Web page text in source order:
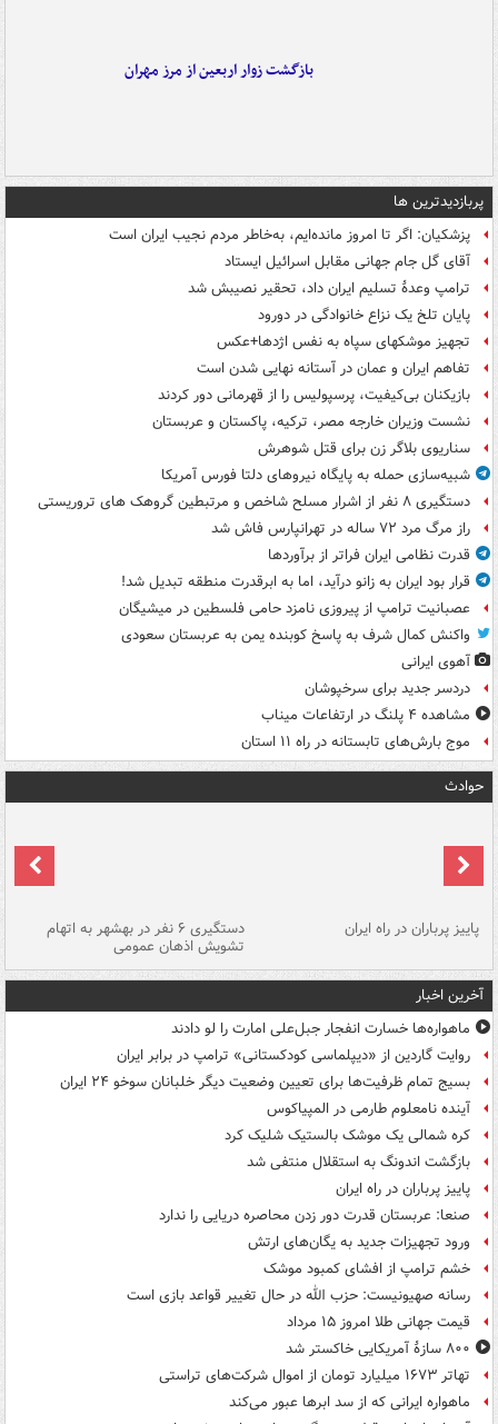
بازگشت زوار اربعین از مرز مهران
پربازدیدترین ها
پزشکیان: اگر تا امروز مانده‌ایم، به‌خاطر مردم نجیب ایران است
آقای گل جام جهانی مقابل اسرائیل ایستاد
ترامپ وعدۀ تسلیم ایران داد، تحقیر نصیبش شد
پایان تلخ یک نزاع خانوادگی در دورود
تجهیز موشکهای سپاه به نفس اژدها+عکس
تفاهم ایران و عمان در آستانه نهایی شدن است
بازیکنان بی‌کیفیت، پرسپولیس را از قهرمانی دور کردند
نشست وزیران خارجه مصر، ترکیه، پاکستان و عربستان
سناریوی بلاگر زن برای قتل شوهرش
شبیه‌سازی حمله به پایگاه نیروهای دلتا فورس آمریکا
دستگیری ۸ نفر از اشرار مسلح شاخص و مرتبطین گروهک های تروریستی
راز مرگ مرد ۷۲ ساله در تهرانپارس فاش شد
قدرت نظامی ایران فراتر از برآوردها
قرار بود ایران به زانو درآید، اما به ابرقدرت منطقه تبدیل شد!
عصبانیت ترامپ از پیروزی نامزد حامی فلسطین در میشیگان
واکنش کمال شرف به پاسخ کوبنده یمن به عربستان سعودی
آهوی ایرانی
دردسر جدید برای سرخپوشان
مشاهده ۴ پلنگ در ارتفاعات میناب
موج بارش‌های تابستانه در راه ۱۱ استان
حوادث
پاییز پرباران در راه ایران دستگیری ۶ نفر در بهشهر به اتهام
تشویش اذهان عمومی
آخرین اخبار
ماهواره‌ها خسارت انفجار جبل‌علی امارت را لو دادند
روایت گاردین از «دیپلماسی کودکستانی» ترامپ در برابر ایران
بسیج تمام ظرفیت‌ها برای تعیین وضعیت دیگر خلبانان سوخو ۲۴ ایران
آینده نامعلوم طارمی در المپیاکوس
کره شمالی یک موشک بالستیک شلیک کرد
بازگشت اندونگ به استقلال منتفی شد
پاییز پرباران در راه ایران
صنعا: عربستان قدرت دور زدن محاصره دریایی را ندارد
ورود تجهیزات جدید به یگان‌های ارتش
خشم ترامپ از افشای کمبود موشک
رسانه صهیونیست: حزب الله در حال تغییر قواعد بازی است
قیمت جهانی طلا امروز ۱۵ مرداد
۸۰۰ سازۀ آمریکایی خاکستر شد
تهاتر ۱۶۷۳ میلیارد تومان از اموال شرکت‌های تراستی
ماهواره ایرانی که از سد ابرها عبور می‌کند